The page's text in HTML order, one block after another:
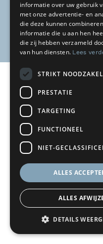
Ria Hengeveld –
KvK
informatie over uw gebruik
met onze advertentie- en
die deze kunnen
informatie die u aan hen
die zij hebben verzameld
van hun diensten. Lees
STRIKT
PRESTATIE
TARGETING
FUNCTIONEEL
NIET-
ALLES
ALLES
DETAILS